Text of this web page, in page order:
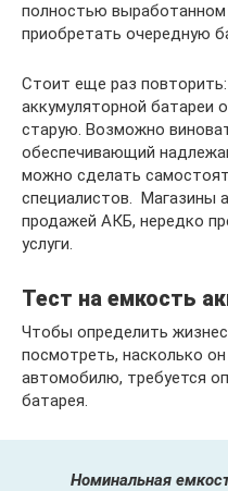
полностью выработанном
приобретать очередную
Стоит еще раз
аккумуляторной батареи
старую. Возможно
обеспечивающий
можно сделать
специалистов. Магазины
продажей АКБ, нередко
услуги.
Тест на емкость
Чтобы определить
посмотреть, насколько
автомобилю, требуется
батарея.
Номинальная